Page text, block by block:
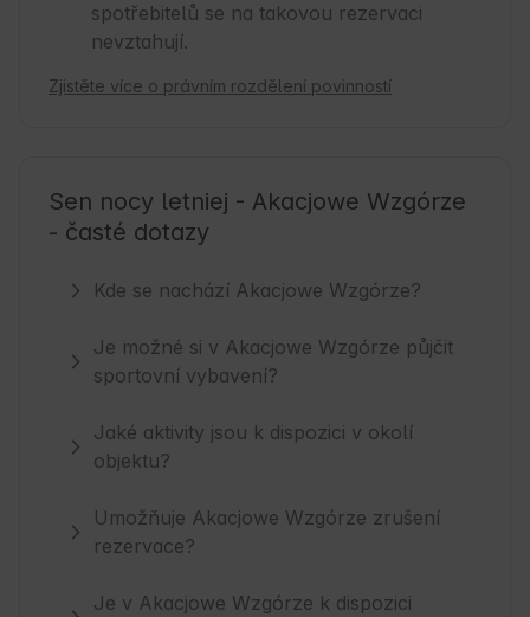
spotřebitelů se na takovou rezervaci
nevztahují.
Zjistěte více o právním rozdělení povinností
Sen nocy letniej - Akacjowe Wzgórze
- časté dotazy
Kde se nachází Akacjowe Wzgórze?
Je možné si v Akacjowe Wzgórze půjčit
sportovní vybavení?
Jaké aktivity jsou k dispozici v okolí
objektu?
Umožňuje Akacjowe Wzgórze zrušení
rezervace?
Je v Akacjowe Wzgórze k dispozici